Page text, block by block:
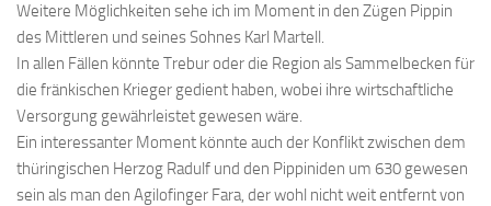
Weitere Möglichkeiten sehe ich im Moment in den Zügen Pippin
des Mittleren und seines Sohnes Karl Martell.
In allen Fällen könnte Trebur oder die Region als Sammelbecken für
die fränkischen Krieger gedient haben, wobei ihre wirtschaftliche
Versorgung gewährleistet gewesen wäre.
Ein interessanter Moment könnte auch der Konflikt zwischen dem
thüringischen Herzog Radulf und den Pippiniden um 630 gewesen
sein als man den Agilofinger Fara, der wohl nicht weit entfernt von